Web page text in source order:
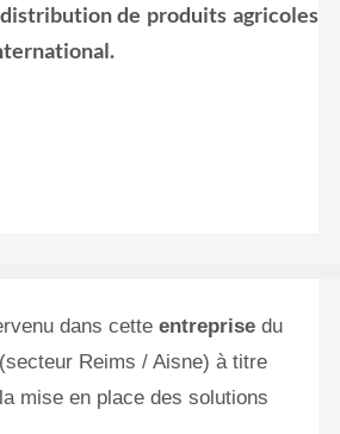
de produits agricoles
dans cetteentreprise du
Reims / Aisne) à titre
mise en place des solutions